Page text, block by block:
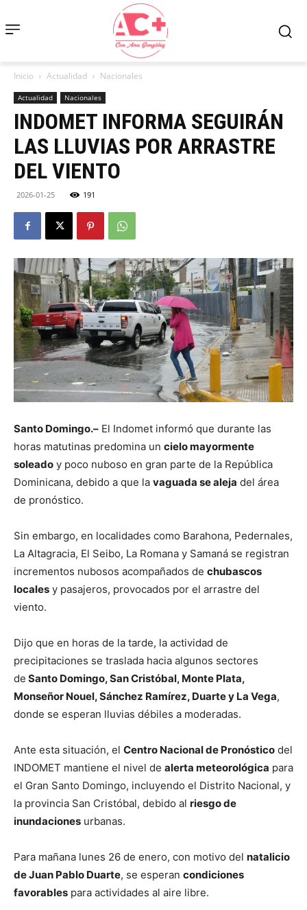
Inicio Actualidad Nacionales
Actualidad Nacionales
INDOMET INFORMA SEGUIRÁN
LAS LLUVIAS POR ARRASTRE
DEL VIENTO
2026-01-25 191
Santo Domingo.– El Indomet informó que durante las
horas matutinas predomina un cielo mayormente
soleado y poco nuboso en gran parte de la República
Dominicana, debido a que la vaguada se aleja del área
de pronóstico.
Sin embargo, en localidades como Barahona, Pedernales,
La Altagracia, El Seibo, La Romana y Samaná se registran
incrementos nubosos acompañados de chubascos
locales y pasajeros, provocados por el arrastre del
viento.
Dijo que en horas de la tarde, la actividad de
precipitaciones se traslada hacia algunos sectores
de Santo Domingo, San Cristóbal, Monte Plata,
Monseñor Nouel, Sánchez Ramírez, Duarte y La Vega,
donde se esperan lluvias débiles a moderadas.
Ante esta situación, el Centro Nacional de Pronóstico del
INDOMET mantiene el nivel de alerta meteorológica para
el Gran Santo Domingo, incluyendo el Distrito Nacional, y
la provincia San Cristóbal, debido al riesgo de
inundaciones urbanas.
Para mañana lunes 26 de enero, con motivo del natalicio
de Juan Pablo Duarte, se esperan condiciones
favorables para actividades al aire libre.